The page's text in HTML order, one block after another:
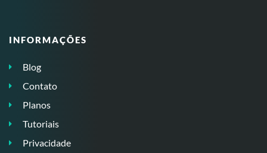
INFORMAÇÕES
Blog
Contato
Planos
Tutoriais
Privacidade